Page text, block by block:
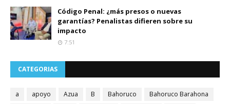
Código Penal: ¿más presos o nuevas
garantías? Penalistas difieren sobre su
impacto
7:51
CATEGORIAS
a apoyo Azua B Bahoruco
Bahoruco Barahona